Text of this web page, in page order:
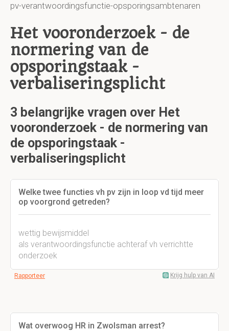
pv-verantwoordingsfunctie-opsporingsambtenaren
Het vooronderzoek - de
normering van de
opsporingstaak -
verbaliseringsplicht
3 belangrijke vragen over Het
vooronderzoek - de normering van
de opsporingstaak -
verbaliseringsplicht
Welke twee functies vh pv zijn in loop vd tijd meer
op voorgrond getreden?
wettig bewijsmiddel
als verantwoordingsfunctie achteraf vh verrichtte
onderzoek
Rapporteer Krijg hulp van AI
Wat overwoog HR in Zwolsman arrest?